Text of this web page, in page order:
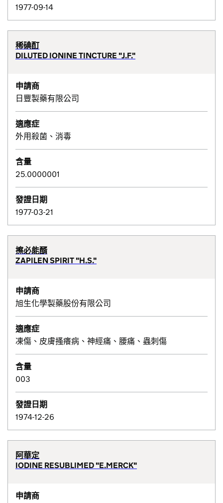
1977-09-14
稀碘酊
DILUTED IONINE TINCTURE "J.F."
申請商
日豐製藥有限公司
適應症
外用殺菌、消毒
含量
25.0000001
發證日期
1977-03-21
擦必能醑
ZAPILEN SPIRIT "H.S."
申請商
旭生化學製藥股份有限公司
適應症
凍傷、皮膚搔癢病、神經痛、腰痛、蟲刺傷
含量
003
發證日期
1974-12-26
阿華定
IODINE RESUBLIMED "E.MERCK"
申請商